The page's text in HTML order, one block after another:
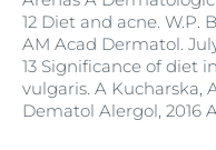
12 Diet and acne. W.P.
AM Acad Dermatol. July
13 Significance of diet
vulgaris. A Kucharska,
Dematol Alergol, 2016